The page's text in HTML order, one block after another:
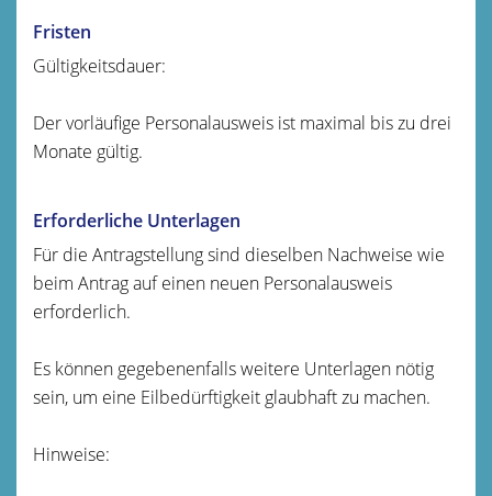
Fristen
Gültigkeitsdauer:
Dervorläufige Personalausweis ist maximal bis zu drei
Monate gültig.
Erforderliche Unterlagen
Für die Antragstellung sind dieselben Nachweise wie
beim Antrag auf einen neuen Personalausweis
erforderlich.
Es können gegebenenfalls weitere Unterlagen nötig
sein, um eine Eilbedürftigkeit glaubhaft zu machen.
Hinweise: